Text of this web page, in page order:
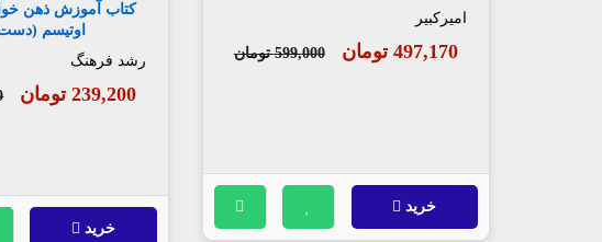
امیرکبیر
497,170 تومان 599,000 تومان
خرید
کتاب آموزش ذهن
اوتیسم
رشد فرهنگ
239,200 تومان
خرید